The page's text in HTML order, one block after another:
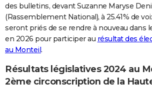
COPAINS D'AVANT
S'inscrire
Se connecter
Lycées
Collèges
Primaires
Universités
Entreprises
Service militaire
Avis de recherche
AVIS DE DÉCÈS
FORUM
Bricolage
Lifestyle
Culture
Sport
Auto
Television
Voyage
Cinema
des bulletins, devant Suzanne Maryse
(Rassemblement National), à 25.41% de
seront priés de se rendre à nouveau dans
en 2026 pour participer au résultat des
au Monteil.
Résultats législatives 2024 au
2ème circonscription de la